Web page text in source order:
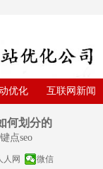
优化 互联网新闻
何划分的
点seo
人网 微信